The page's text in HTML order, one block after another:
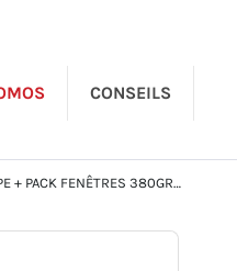
CONSEILS
PACK FENÊTRES 380GR/M²